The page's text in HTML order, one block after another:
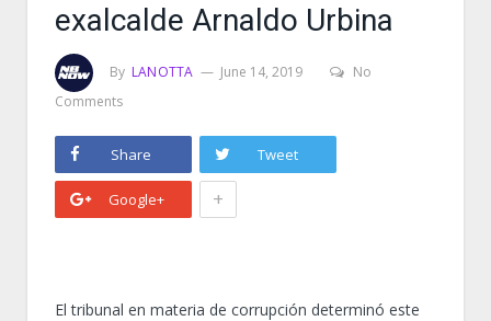
exalcalde Arnaldo Urbina
By LANOTTA June 14, 2019
No
Comments
Share Tweet
Google+ +
El tribunal en materia de corrupción determinó este